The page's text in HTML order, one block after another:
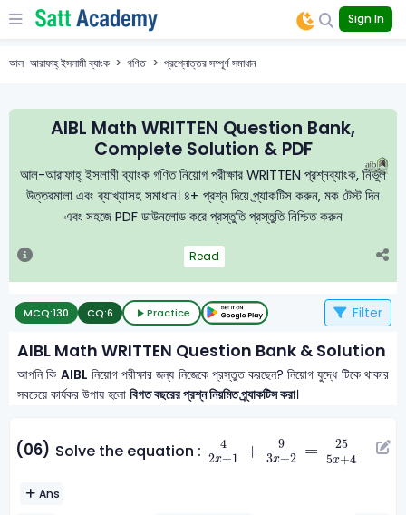
Sign In
আল-আরাফাহ্ ইসলামী ব্যাংক গণিত প্রশ্নোত্তর সম্পূর্ণ সমাধান
AIBL Math WRITTEN Question Bank,
Complete Solution & PDF
আল-আরাফাহ্ ইসলামী ব্যাংক গণিত নিয়োগ পরীক্ষার WRITTEN প্রশ্নব্যাংক, নির্ভুল
উত্তরমালা এবং ব্যাখ্যাসহ সমাধান। ৪+ প্রশ্ন দিয়ে প্র্যাকটিস করুন, মক টেস্ট দিন
এবং সহজে PDF ডাউনলোড করে প্রস্তুতি প্রস্তুতি নিশ্চিত করুন
Read
MCQ:130 CQ:6 Practice Filter
AIBL Math WRITTEN Question Bank & Solution
আপনি কি AIBL নিয়োগ পরীক্ষার জন্য নিজেকে প্রস্তুত করছেন? নিয়োগ যুদ্ধে টিকে থাকার
সবচেয়ে কার্যকর উপায় হলোবিগত বছরের প্রশ্ন নিয়মিত প্র্যাকটিস করা।
(06) Solve the equation :
4
2x+1 +
9
3x+2 =
25
5x+4
2 3 25 +4
Ans